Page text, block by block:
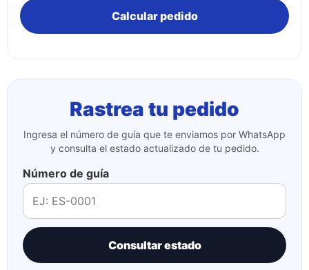
Calcular pedido
Rastrea tu pedido
Ingresa el número de guía que te enviamos por WhatsApp
y consulta el estado actualizado de tu pedido.
Número de guía
Consultar estado